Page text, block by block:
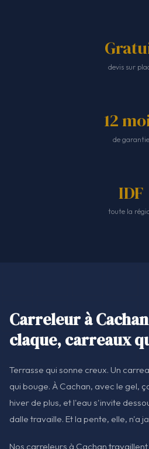
devis sur
12
de garantie
IDF
toute la
Carreleur à
claque, carreaux
Terrasse qui sonne creux. Un
qui bouge. À Cachan, avec le gel,
hiver de plus, et l'eau s'invite
dalle travaille. Et la pente, elle, n'a
Nos carreleurs à Cachan